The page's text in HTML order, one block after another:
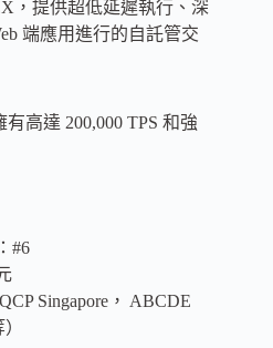
，提供超低延遲執行、深
端應用進行的自託管交
高達 200,000 TPS 和強
：#6
Singapore， ABCDE